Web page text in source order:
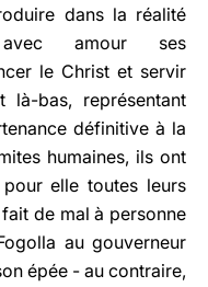
dans la réalité
amour ses
le Christ et servir
là-bas, représentant
définitive à la
humaines, ils ont
pour elle toutes leurs
de mal à personne
au gouverneur
épée - au contraire,